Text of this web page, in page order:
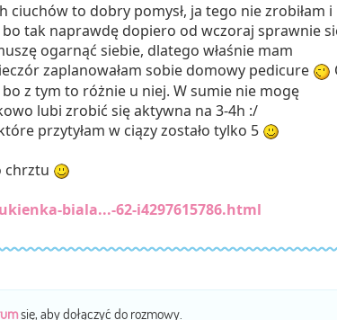
ciuchów to dobry pomysł, ja tego nie zrobiłam i
tak naprawdę dopiero od wczoraj sprawnie
ogarnąć siebie, dlatego właśnie mam
zaplanowałam sobie domowy pedicure
bo z tym to różnie u niej. W sumie nie mogę
lubi zrobić się aktywna na 3-4h :/
przytyłam w ciązy zostało tylko 5
chrztu
biala...-62-i4297615786.html
się, aby dołączyć do rozmowy.